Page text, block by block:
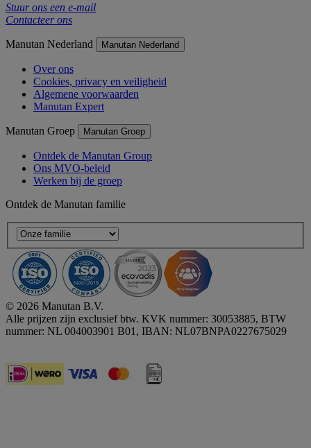
Stuur ons een e-mail
Contacteer ons
Manutan Nederland Manutan Nederland
Over ons
Cookies, privacy en veiligheid
Algemene voorwaarden
Manutan Expert
Manutan Groep Manutan Groep
Ontdek de Manutan Group
Ons MVO-beleid
Werken bij de groep
Ontdek de Manutan familie
© 2026 Manutan B.V.
Alle prijzen zijn exclusief btw. KVK nummer: 30053885, BTW
nummer: NL 004003901 B01, IBAN: NL07BNPA0227675029